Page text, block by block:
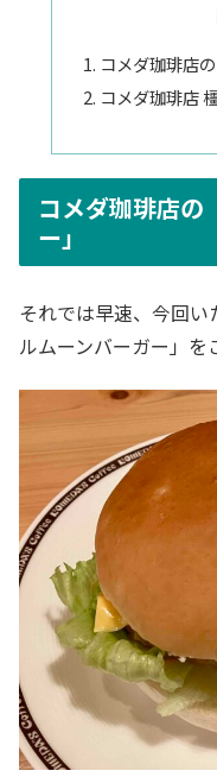
コメダ珈琲店
コメダ珈琲店
コメダ珈琲店の
ー」
それでは早速、今回
ルムーンバーガー」を